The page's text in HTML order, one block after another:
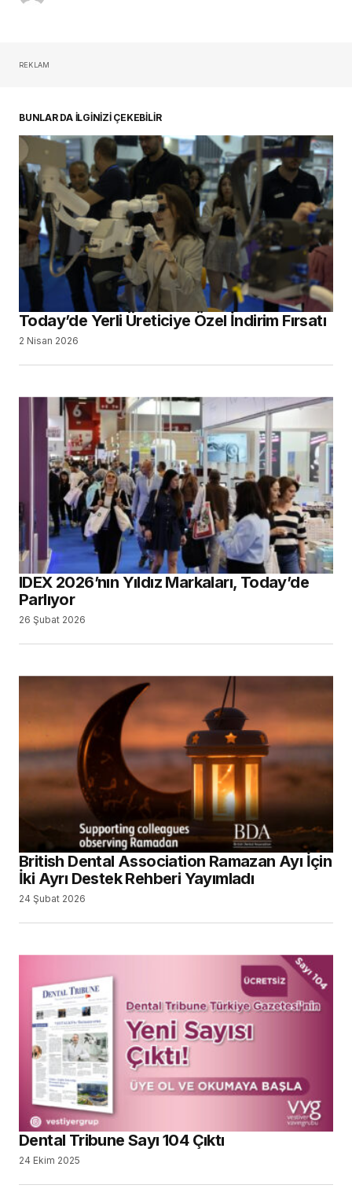
REKLAM
BUNLAR DA İLGİNİZİ ÇEKEBİLİR
Today’de Yerli Üreticiye Özel İndirim Fırsatı
2 Nisan 2026
IDEX 2026’nın Yıldız Markaları, Today’de
Parlıyor
26 Şubat 2026
British Dental Association Ramazan Ayı İçin
İki Ayrı Destek Rehberi Yayımladı
24 Şubat 2026
Dental Tribune Sayı 104 Çıktı
24 Ekim 2025